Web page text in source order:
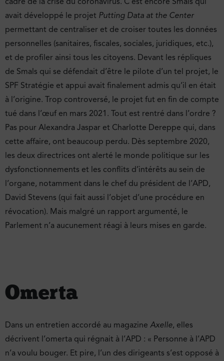
avait développé le projet Putting Data at the Center
permettant de centraliser et de croiser toutes les données
personnelles (sanitaires, fiscales, sociales, juridiques, etc.),
et de profiler ainsi tous les citoyens. Devant les répliques
de Smals qui se défendait d’être le pilote d’un tel projet, le
SPF Stratégie et appui avait finalement admis qu’il en était
à l’origine. Trop controversé, le projet fut en fin de compte
tué dans l’œuf en mars 2021. Tout est rentré dans l’ordre ?
Pas pour Alexandra Jaspar et Charlotte Dereppe qui, dans
cette affaire, ont beaucoup perdu. Dès septembre 2020,
les deux directrices ont alerté le monde politique sur les
dysfonctionnements et les conflits d’intérêts au sein de
l’organe, notamment dans le chef du président de l’APD,
David Stevens (qui fait aussi l’objet d’une procédure en
révocation). Mais malgré un rapport argumenté, le
Parlement n’a aucunement réagi à leurs mises en garde.
Omerta
Dans un entretien accordé au magazine Axelle, elles
décrivent l’omerta qui régnait à l’APD : « Personne à l’APD
n’a voulu bouger. Et pire, l’un des dirigeants s’est opposé à